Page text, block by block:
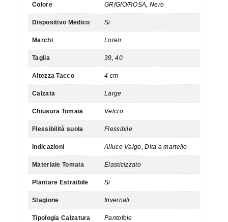
Colore GRIGIO/ROSA, Nero
Dispositivo Medico Si
Marchi Loren
Taglia 39, 40
Altezza Tacco 4 cm
Calzata Large
Chiusura Tomaia Velcro
Flessibilità suola Flessibile
Indicazioni Alluce Valgo, Dita a martello
Materiale Tomaia Elasticizzato
Plantare Estraibile Si
Stagione Invernali
Tipologia Calzatura Pantofole